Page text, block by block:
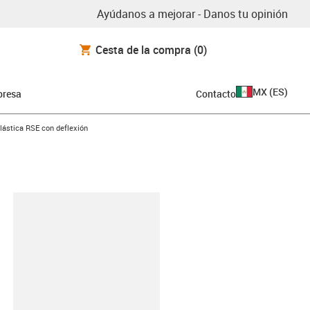
Ayúdanos a mejorar - Danos tu opinión
Cesta de la compra (0)
Contacto MX (ES)
RSE con deflexión